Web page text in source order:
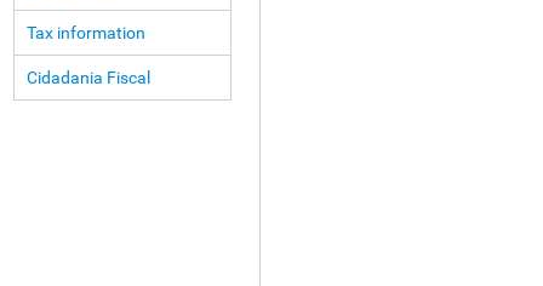
Tax information
Cidadania Fiscal